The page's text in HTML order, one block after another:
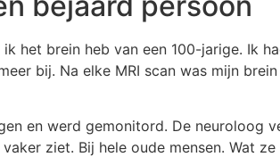
het brein heb van een 100-jarige. Ik
bij. Na elke MRI scan was mijn
en werd gemonitord. De neuroloog
ziet. Bij hele oude mensen. Wat